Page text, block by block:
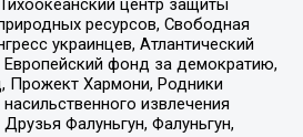
центр защиты
ресурсов, Свободная
украинцев, Атлантический
Европейский фонд за демократию,
Прожект Хармони, Родники
извлечения
Фалуньгун, Фалуньгун,